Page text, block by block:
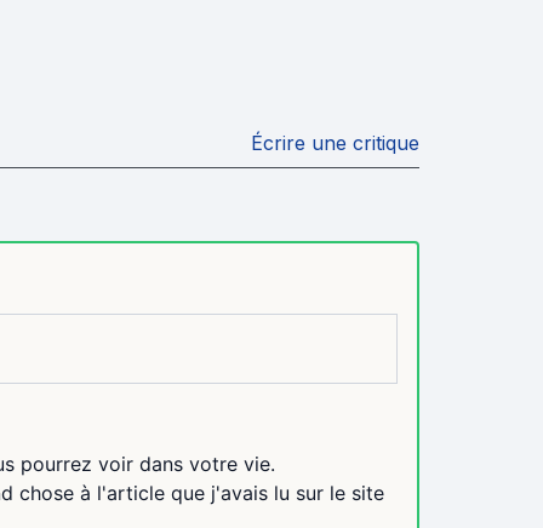
Écrire une critique
pourrez voir dans votre vie.
chose à l'article que j'avais lu sur le site